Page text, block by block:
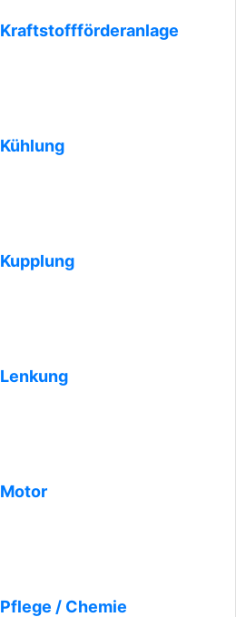
Kraftstoffförderanlage
Kühlung
Kupplung
Lenkung
Motor
Pflege / Chemie